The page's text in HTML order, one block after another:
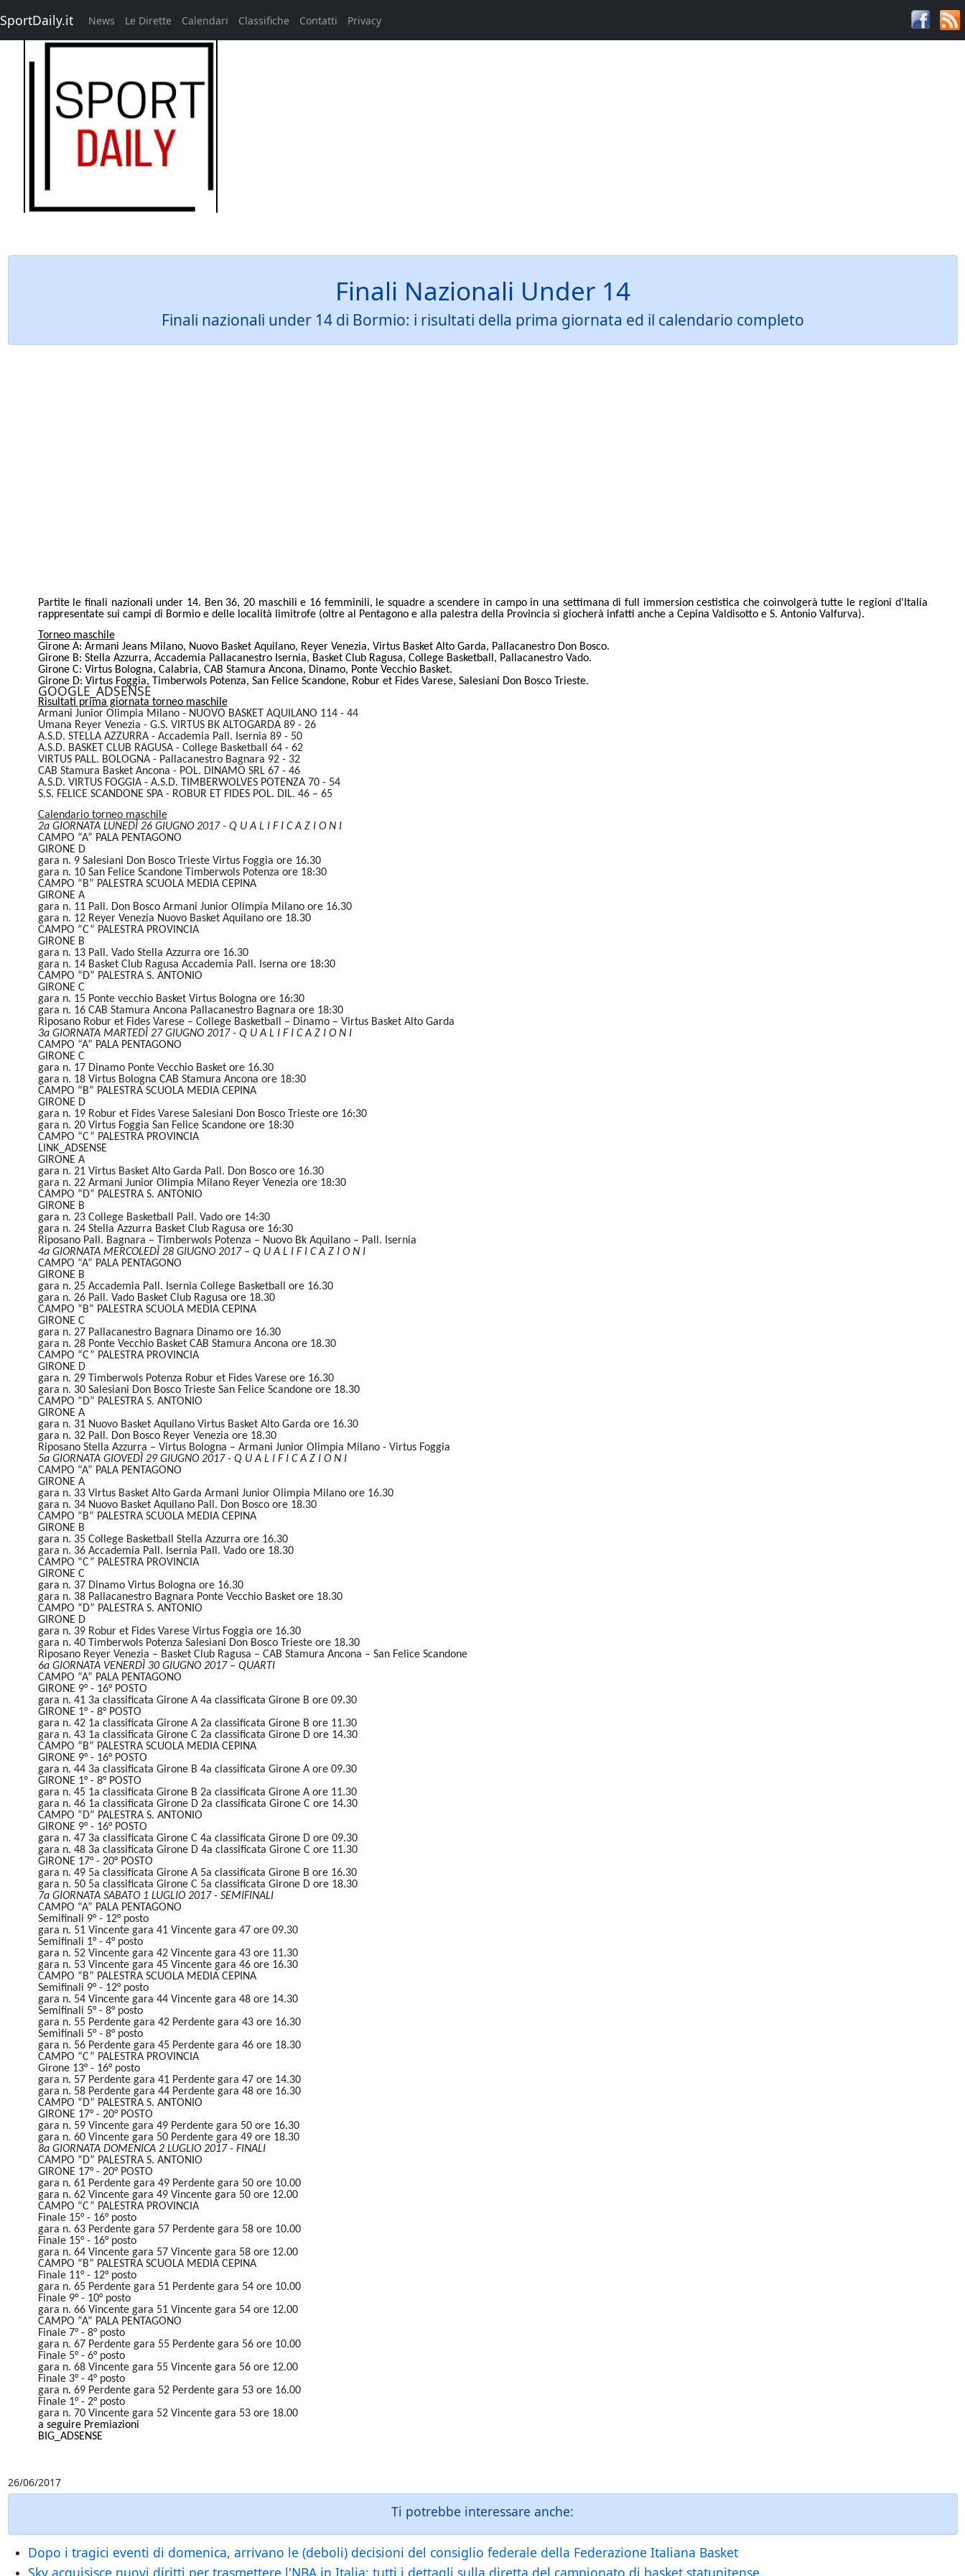
SportDaily.it News Le Dirette Calendari Classifiche Contatti Privacy
Finali Nazionali Under 14
Finali nazionali under 14 di Bormio: i risultati della prima giornata ed il calendario completo
Partite le finali nazionali under 14. Ben 36, 20 maschili e 16 femminili, le squadre a scendere in campo in una settimana di full immersion cestistica che coinvolgerà tutte le regioni d'Italia
rappresentate sui campi di Bormio e delle località limitrofe (oltre al Pentagono e alla pal estra della Provincia si giocherà infatti anche a Cepina Valdisotto e S. Antonio Valfurva).
Torneo maschile
Girone A: Armani Jeans Milano, Nuovo Basket Aquilano, Reyer Venezia, Virtus Basket Alto Garda, Pallacanestro Don Bosco.
Girone B: Stella Azzurra, Accademia Pallacanestro Isernia, Basket Club Ragusa, College Basketball, Pallacanestro Vado.
Girone C: Virtus Bologna, Calabria, CAB Stamura Ancona, Dinamo, Ponte Vecchio Basket.
Girone D: Virtus Foggia, Timberwols Potenza, San Felice Scandone, Robur et Fides Varese, Salesiani Don Bosco Trieste.
GOOGLE_ADSENSE
Risultati prima giornata torneo maschile
Armani Junior Olimpia Milano - NUOVO BASKET AQUILANO 114 - 44
Umana Reyer Venezia - G.S. VIRTUS BK ALTOGARDA 89 - 26
A.S.D. STELLA AZZURRA - Accademia Pall. Isernia 89 - 50
A.S.D. BASKET CLUB RAGUSA - College Basketball 64 - 62
VIRTUS PALL. BOLOGNA - Pallacanestro Bagnara 92 - 32
CAB Stamura Basket Ancona - POL. DINAMO SRL 67 - 46
A.S.D. VIRTUS FOGGIA - A.S.D. TIMBERWOLVES POTENZA 70 - 54
S.S. FELICE SCANDONE SPA - ROBUR ET FIDES POL. DIL. 46 – 65
Calendario torneo maschile
2a GIORNATA LUNEDÌ 26 GIUGNO 2017 - Q U A L I F I C A Z I O N I
CAMPO “A” PALA PENTAGONO
GIRONE D
gara n. 9 Salesiani Don Bosco Trieste Virtus Foggia ore 16.30
gara n. 10 San Felice Scandone Timberwols Potenza ore 18:30
CAMPO “B” PALESTRA SCUOLA MEDIA CEPINA
GIRONE A
gara n. 11 Pall. Don Bosco Armani Junior Olimpia Milano ore 16.30
gara n. 12 Reyer Venezia Nuovo Basket Aquilano ore 18.30
CAMPO “C” PALESTRA PROVINCIA
GIRONE B
gara n. 13 Pall. Vado Stella Azzurra ore 16.30
gara n. 14 Basket Club Ragusa Accademia Pall. Iserna ore 18:30
CAMPO “D” PALESTRA S. ANTONIO
GIRONE C
gara n. 15 Ponte vecchio Basket Virtus Bologna ore 16:30
gara n. 16 CAB Stamura Ancona Pallacanestro Bagnara ore 18:30
Riposano Robur et Fides Varese – College Basketball – Dinamo – Virtus Basket Alto Garda
3a GIORNATA MARTEDÌ 27 GIUGNO 2017 - Q U A L I F I C A Z I O N I
CAMPO “A” PALA PENTAGONO
GIRONE C
gara n. 17 Dinamo Ponte Vecchio Basket ore 16.30
gara n. 18 Virtus Bologna CAB Stamura Ancona ore 18:30
CAMPO “B” PALESTRA SCUOLA MEDIA CEPINA
GIRONE D
gara n. 19 Robur et Fides Varese Salesiani Don Bosco Trieste ore 16:30
gara n. 20 Virtus Foggia San Felice Scandone ore 18:30
CAMPO “C” PALESTRA PROVINCIA
LINK_ADSENSE
GIRONE A
gara n. 21 Virtus Basket Alto Garda Pall. Don Bosco ore 16.30
gara n. 22 Armani Junior Olimpia Milano Reyer Venezia ore 18:30
CAMPO “D” PALESTRA S. ANTONIO
GIRONE B
gara n. 23 College Basketball Pall. Vado ore 14:30
gara n. 24 Stella Azzurra Basket Club Ragusa ore 16:30
Riposano Pall. Bagnara – Timberwols Potenza – Nuovo Bk Aquilano – Pall. Isernia
4a GIORNATA MERCOLEDÌ 28 GIUGNO 2017 – Q U A L I F I C A Z I O N I
CAMPO “A” PALA PENTAGONO
GIRONE B
gara n. 25 Accademia Pall. Isernia College Basketball ore 16.30
gara n. 26 Pall. Vado Basket Club Ragusa ore 18.30
CAMPO “B” PALESTRA SCUOLA MEDIA CEPINA
GIRONE C
gara n. 27 Pallacanestro Bagnara Dinamo ore 16.30
gara n. 28 Ponte Vecchio Basket CAB Stamura Ancona ore 18.30
CAMPO “C” PALESTRA PROVINCIA
GIRONE D
gara n. 29 Timberwols Potenza Robur et Fides Varese ore 16.30
gara n. 30 Salesiani Don Bosco Trieste San Felice Scandone ore 18.30
CAMPO “D” PALESTRA S. ANTONIO
GIRONE A
gara n. 31 Nuovo Basket Aquilano Virtus Basket Alto Garda ore 16.30
gara n. 32 Pall. Don Bosco Reyer Venezia ore 18.30
Riposano Stella Azzurra – Virtus Bologna – Armani Junior Olimpia Milano - Virtus Foggia
5a GIORNATA GIOVEDÌ 29 GIUGNO 2017 - Q U A L I F I C A Z I O N I
CAMPO “A” PALA PENTAGONO
GIRONE A
gara n. 33 Virtus Basket Alto Garda Armani Junior Olimpia Milano ore 16.30
gara n. 34 Nuovo Basket Aquilano Pall. Don Bosco ore 18.30
CAMPO “B” PALESTRA SCUOLA MEDIA CEPINA
GIRONE B
gara n. 35 College Basketball Stella Azzurra ore 16.30
gara n. 36 Accademia Pall. Isernia Pall. Vado ore 18.30
CAMPO “C” PALESTRA PROVINCIA
GIRONE C
gara n. 37 Dinamo Virtus Bologna ore 16.30
gara n. 38 Pallacanestro Bagnara Ponte Vecchio Basket ore 18.30
CAMPO “D” PALESTRA S. ANTONIO
GIRONE D
gara n. 39 Robur et Fides Varese Virtus Foggia ore 16.30
gara n. 40 Timberwols Potenza Salesiani Don Bosco Trieste ore 18.30
Riposano Reyer Venezia – Basket Club Ragusa – CAB Stamura Ancona – San Felice Scandone
6a GIORNATA VENERDÌ 30 GIUGNO 2017 – QUARTI
CAMPO “A” PALA PENTAGONO
GIRONE 9° - 16° POSTO
gara n. 41 3a classificata Girone A 4a classificata Girone B ore 09.30
GIRONE 1° - 8° POSTO
gara n. 42 1a classificata Girone A 2a classificata Girone B ore 11.30
gara n. 43 1a classificata Girone C 2a classificata Girone D ore 14.30
CAMPO “B” PALESTRA SCUOLA MEDIA CEPINA
GIRONE 9° - 16° POSTO
gara n. 44 3a classificata Girone B 4a classificata Girone A ore 09.30
GIRONE 1° - 8° POSTO
gara n. 45 1a classificata Girone B 2a classificata Girone A ore 11.30
gara n. 46 1a classificata Girone D 2a classificata Girone C ore 14.30
CAMPO “D” PALESTRA S. ANTONIO
GIRONE 9° - 16° POSTO
gara n. 47 3a classificata Girone C 4a classificata Girone D ore 09.30
gara n. 48 3a classificata Girone D 4a classificata Girone C ore 11.30
GIRONE 17° - 20° POSTO
gara n. 49 5a classificata Girone A 5a classificata Girone B ore 16.30
gara n. 50 5a classificata Girone C 5a classificata Girone D ore 18.30
7a GIORNATA SABATO 1 LUGLIO 2017 - SEMIFINALI
CAMPO “A” PALA PENTAGONO
Semifinali 9° - 12° posto
gara n. 51 Vincente gara 41 Vincente gara 47 ore 09.30
Semifinali 1° - 4° posto
gara n. 52 Vincente gara 42 Vincente gara 43 ore 11.30
gara n. 53 Vincente gara 45 Vincente gara 46 ore 16.30
CAMPO “B” PALESTRA SCUOLA MEDIA CEPINA
Semifinali 9° - 12° posto
gara n. 54 Vincente gara 44 Vincente gara 48 ore 14.30
Semifinali 5° - 8° posto
gara n. 55 Perdente gara 42 Perdente gara 43 ore 16.30
Semifinali 5° - 8° posto
gara n. 56 Perdente gara 45 Perdente gara 46 ore 18.30
CAMPO “C” PALESTRA PROVINCIA
Girone 13° - 16° posto
gara n. 57 Perdente gara 41 Perdente gara 47 ore 14.30
gara n. 58 Perdente gara 44 Perdente gara 48 ore 16.30
CAMPO “D” PALESTRA S. ANTONIO
GIRONE 17° - 20° POSTO
gara n. 59 Vincente gara 49 Perdente gara 50 ore 16.30
gara n. 60 Vincente gara 50 Perdente gara 49 ore 18.30
8a GIORNATA DOMENICA 2 LUGLIO 2017 - FINALI
CAMPO “D” PALESTRA S. ANTONIO
GIRONE 17° - 20° POSTO
gara n. 61 Perdente gara 49 Perdente gara 50 ore 10.00
gara n. 62 Vincente gara 49 Vincente gara 50 ore 12.00
CAMPO “C” PALESTRA PROVINCIA
Finale 15° - 16° posto
gara n. 63 Perdente gara 57 Perdente gara 58 ore 10.00
Finale 15° - 16° posto
gara n. 64 Vincente gara 57 Vincente gara 58 ore 12.00
CAMPO “B” PALESTRA SCUOLA MEDIA CEPINA
Finale 11° - 12° posto
gara n. 65 Perdente gara 51 Perdente gara 54 ore 10.00
Finale 9° - 10° posto
gara n. 66 Vincente gara 51 Vincente gara 54 ore 12.00
CAMPO “A” PALA PENTAGONO
Finale 7° - 8° posto
gara n. 67 Perdente gara 55 Perdente gara 56 ore 10.00
Finale 5° - 6° posto
gara n. 68 Vincente gara 55 Vincente gara 56 ore 12.00
Finale 3° - 4° posto
gara n. 69 Perdente gara 52 Perdente gara 53 ore 16.00
Finale 1° - 2° posto
gara n. 70 Vincente gara 52 Vincente gara 53 ore 18.00
a seguire Premiazioni
BIG_ADSENSE
26/06/2017
Ti potrebbe interessare anche:
Dopo i tragici eventi di domenica, arrivano le (deboli) decisioni del consiglio federale della Federazione Italiana Basket
Sky acquisisce nuovi diritti per trasmettere l'NBA in Italia: tutti i dettagli sulla diretta del campionato di basket statunitense